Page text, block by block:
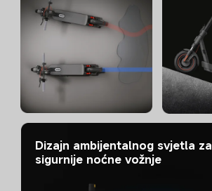
Dizajn ambijentalnog svjetla za
sigurnije noćne vožnje